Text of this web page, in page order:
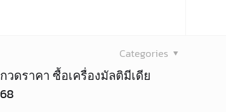
Categories
วดราคา ซื้อเครื่องมัลติมีเดีย